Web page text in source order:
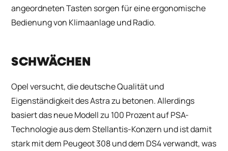
angeordneten Tasten sorgen für eine ergonomische
Bedienung von Klimaanlage und Radio.
SCHWÄCHEN
Opel versucht, die deutsche Qualität und
Eigenständigkeit des Astra zu betonen. Allerdings
basiert das neue Modell zu 100 Prozent auf PSA-
Technologie aus dem Stellantis-Konzern und ist damit
stark mit dem Peugeot 308 und dem DS4 verwandt, was